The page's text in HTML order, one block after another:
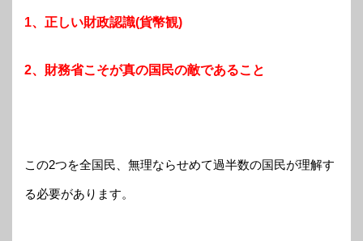
1、正しい財政認識(貨幣観)
2、財務省こそが真の国民の敵であること
この2つを全国民、無理ならせめて過半数の国民が理解す
る必要があります。